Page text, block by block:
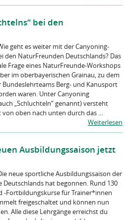
bei den
geht es weiter mit der Canyoning-
den NaturFreunden Deutschlands? Das
Frage eines NaturFreunde-Workshops
im oberbayerischen Grainau, zu dem
Bundeslehrteams Berg- und Kanusport
waren. Unter Canyoning
„Schluchteln“ genannt) versteht
von oben nach unten durch das ...
Weiterlesen
Ausbildungssaison jetzt
neue sportliche Ausbildungssaison der
Deutschlands hat begonnen. Rund 130
-Fortbildungskurse für Trainer*innen
freigeschaltet und können nun
Alle diese Lehrgänge erreichst du